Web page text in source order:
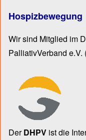
Hospizbewegung
Wir sind Mitglied im
PalliativVerband e.V.
DerDHPV ist die